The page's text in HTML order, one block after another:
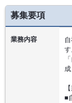
募集要項
業務内容
す
■